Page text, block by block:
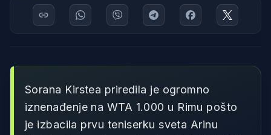
Sorana Kirstea priredila je ogromno
iznenađenje na WTA 1.000 u Rimu pošto
je izbacila prvu teniserku sveta Arinu